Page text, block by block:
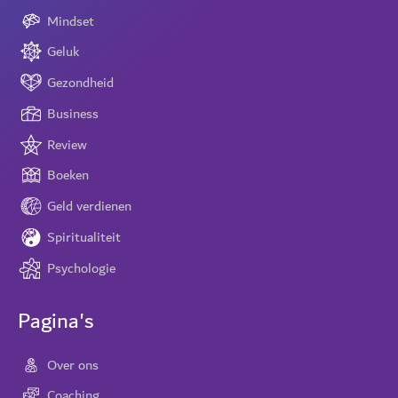
Mindset
Geluk
Gezondheid
Business
Review
Boeken
Geld verdienen
Spiritualiteit
Psychologie
Pagina's
Over ons